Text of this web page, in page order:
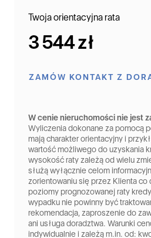
Twoja orientacyjna rata
3 544 zł
ZAMÓW KONTAKT Z
W cenie nieruchomości nie jest
Wyliczenia dokonane za pomocą
mają charakter orientacyjny i
wartość możliwego do uzyskania
wysokość raty zależą od wielu
służą wyłącznie celom
zorientowaniu się przez Klienta
poziomy prognozowanej raty
wypadku nie powinny być
rekomendacja, zaproszenie do
ani usługa doradztwa. Warunki
indywidualnie i zależą m.in. od: